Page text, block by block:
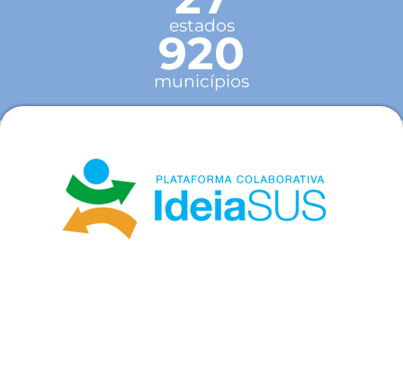
estados
920
municípios